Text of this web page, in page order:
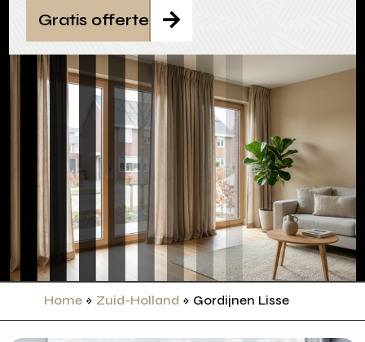

Gratis offerte
Home» Zuid-Holland » Gordijnen Lisse